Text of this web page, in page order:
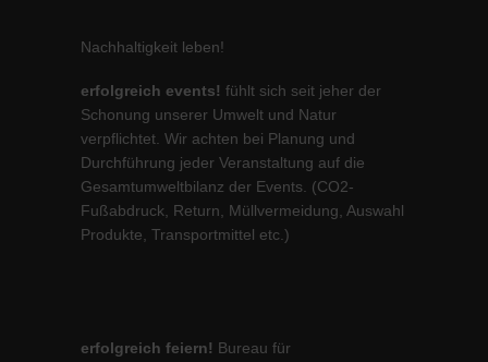
Nachhaltigkeit leben!
erfolgreich events! fühlt sich seit jeher der
Schonung unserer Umwelt und Natur
verpflichtet. Wir achten bei Planung und
Durchführung jeder Veranstaltung auf die
Gesamtumweltbilanz der Events. (CO2-
Fußabdruck, Return, Müllvermeidung, Auswahl
Produkte, Transportmittel etc.)
erfolgreich feiern! Bureau für